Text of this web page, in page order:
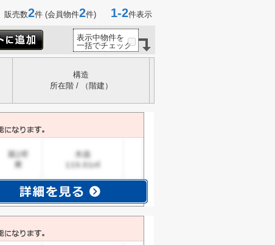
販売数2件 (会員物件2件) 1-2件表示
表示中物件を
一括でチェック
構造
所在階 / （階建）